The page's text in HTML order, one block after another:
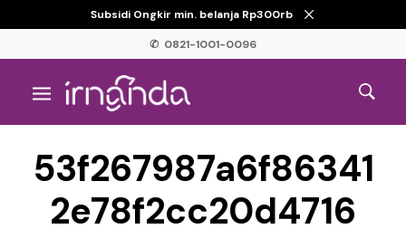
Subsidi Ongkir min. belanja Rp300rb
✆ 0821-1001-0096
53f267987a6f86341
2e78f2cc20d4716